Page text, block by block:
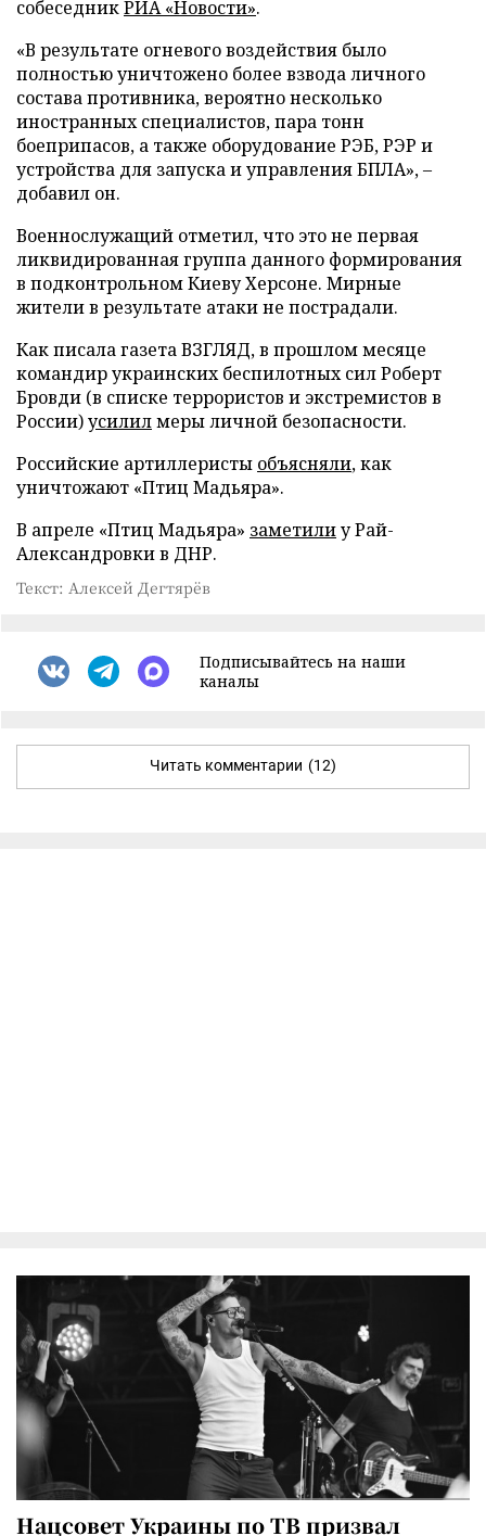
собеседникРИА «Новости».
«В результате огневого воздействия было
полностью уничтожено более взвода личного
состава противника, вероятно несколько
иностранных специалистов, пара тонн
боеприпасов, а также оборудование РЭБ, РЭР и
устройства для запуска и управления БПЛА», –
добавил он.
Военнослужащий отметил, что это не первая
ликвидированная группа данного формирования
в подконтрольном Киеву Херсоне. Мирные
жители в результате атаки не пострадали.
Как писала газета ВЗГЛЯД, в прошлом месяце
командир украинских беспилотных сил Роберт
Бровди (в списке террористов и экстремистов в
России)усилилмеры личной безопасности.
Российские артиллеристы объясняли, как
уничтожают «Птиц Мадьяра».
В апреле «Птиц Мадьяра» заметилиу Рай-
Александровки в ДНР.
Текст: Алексей Дегтярёв
Подписывайтесь на наши
каналы
Читать комментарии (12)
Нацсовет Украины по ТВ призвал